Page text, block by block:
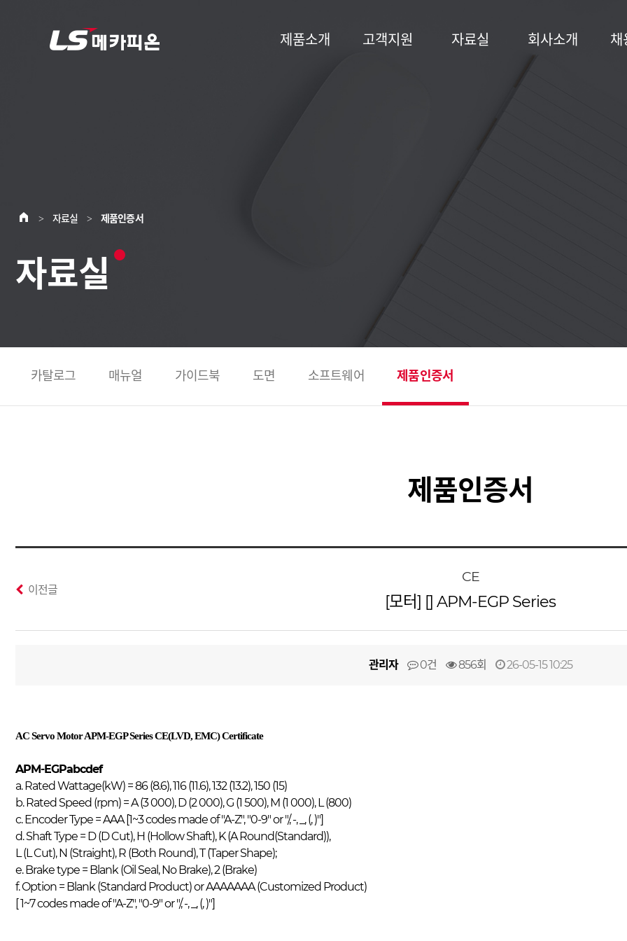
제품소개 고객지원 자료실 회사소개 채
> 자료실 > 제품인증서
자료실
카탈로그 매뉴얼 가이드북 도면 소프트웨어 제품인증서
제품인증서
CE
[모터] [] APM-EGP Series
이전글
관리자 0건 856회 26-05-15 10:25
AC Servo MotorAPM-EGPSeries CE(LVD, EMC) Certificate
APM-EGPabcdef
a. Rated Wattage(kW) = 86 (8.6), 116 (11.6), 132 (13.2), 150 (15)
b. Rated Speed (rpm) = A (3 000), D (2 000), G (1 500), M (1 000), L (800)
c. Encoder Type = AAA [1~3 codes made of "A-Z", "0-9" or "/, -, _, (, )"]
d. Shaft Type = D (D Cut), H (Hollow Shaft), K (A Round(Standard)),
L (L Cut), N (Straight), R (Both Round), T (Taper Shape);
e. Brake type = Blank (Oil Seal, No Brake), 2 (Brake)
f. Option = Blank (Standard Product) or AAAAAAA (Customized Product)
[ 1~7 codes made of "A-Z", "0-9" or "/, -, _, (, )"]